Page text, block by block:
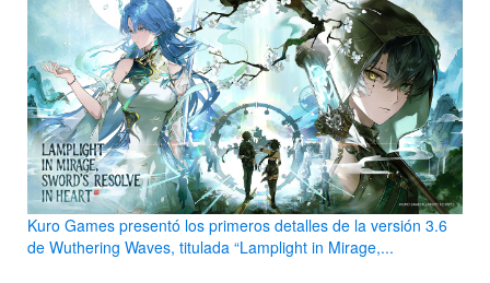
Kuro Games presentó los primeros detalles de la versión 3.6
de Wuthering Waves, titulada “Lamplight in Mirage,...